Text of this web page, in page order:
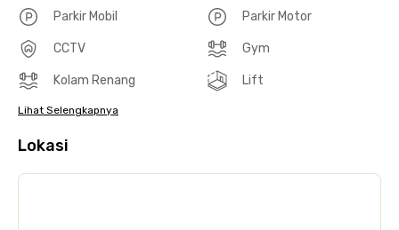
Parkir Mobil
Parkir Motor
CCTV Gym
Kolam Renang Lift
Lihat Selengkapnya
Lokasi